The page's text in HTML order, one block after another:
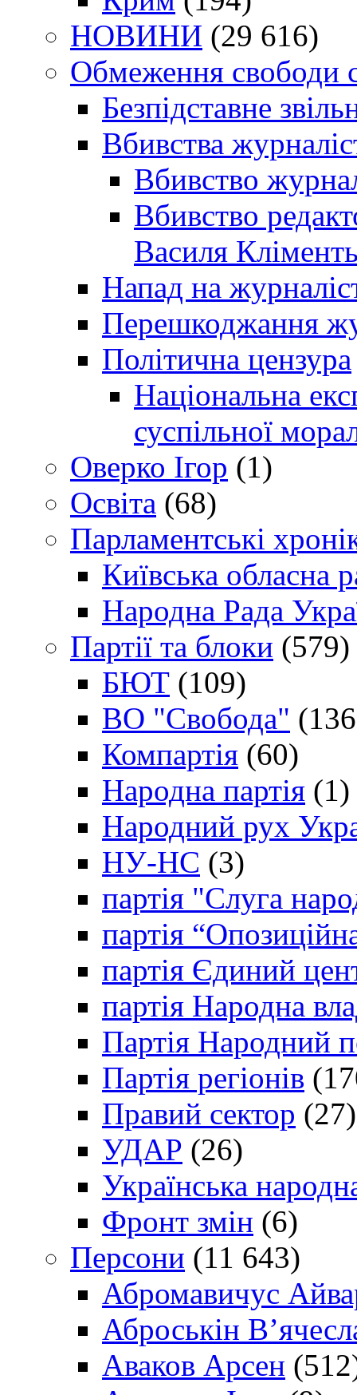
НОВИНИ (29 616)
Обмеження свободи
Безпідставне
Вбивства
Вбивство
Вбивство
Василя
Напад на
Перешкоджання
Політична цензура
Національна
суспільної
Оверко Ігор (1)
Освіта (68)
Парламентські
Київська обласна
Народна Рада
Партії та блоки (579)
БЮТ (109)
ВО "Свобода"
Компартія (60)
Народна партія (1)
Народний рух
НУ-НС (3)
партія "Слуга
партія
партія Єдиний
партія Народна
Партія Народний
Партія регіонів
Правий сектор (27)
УДАР (26)
Українська
Фронт змін (6)
Персони (11 643)
Абромавичус
Аброськін
Аваков Арсен